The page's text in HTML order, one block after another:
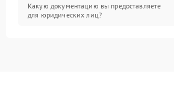
Какую документацию вы предоставляете
для юридических лиц?